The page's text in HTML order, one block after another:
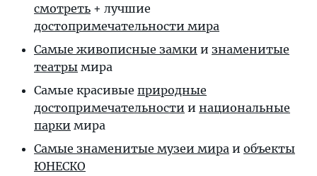
смотреть + лучшие
достопримечательности мира
Самые живописные замки и знаменитые
театры мира
Самые красивые природные
достопримечательности и национальные
парки мира
Самые знаменитые музеи мира и объекты
ЮНЕСКО